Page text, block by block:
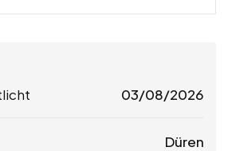
03/08/2026
Düren